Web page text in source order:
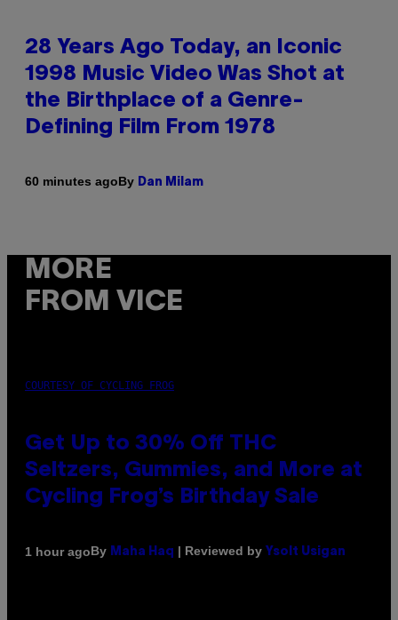
28 Years Ago Today, an Iconic
1998 Music Video Was Shot at
the Birthplace of a Genre-
Defining Film From 1978
60 minutes agoBy Dan Milam
MORE
FROM VICE
COURTESY OF CYCLING FROG
Get Up to 30% Off THC
Seltzers, Gummies, and More at
Cycling Frog’s Birthday Sale
1 hour agoBy Maha Haq | Reviewed by Ysolt Usigan